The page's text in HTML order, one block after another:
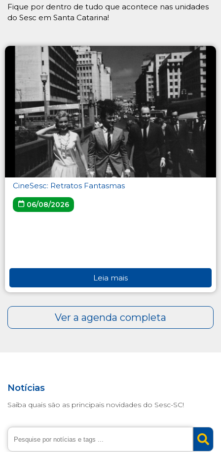
Fique por dentro de tudo que acontece nas unidades
do Sesc em Santa Catarina!
CineSesc: Retratos Fantasmas
06/08/2026
Leia mais
Notícias
Saiba quais são as principais novidades do Sesc-SC!